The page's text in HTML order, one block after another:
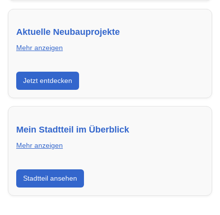
Aktuelle Neubauprojekte
Mehr anzeigen
Entdecke Neubauprojekte in Köln – modern,
energieeffizient und sofort bezugsfertig.
Jetzt entdecken
Mein Stadtteil im Überblick
Mehr anzeigen
Erfahre mehr über deinen Stadtteil in Köln:
Lebensqualität, Verkehrsanbindung, Schulen,
Freizeitmöglichkeiten und Mietpreise.
Stadtteil ansehen